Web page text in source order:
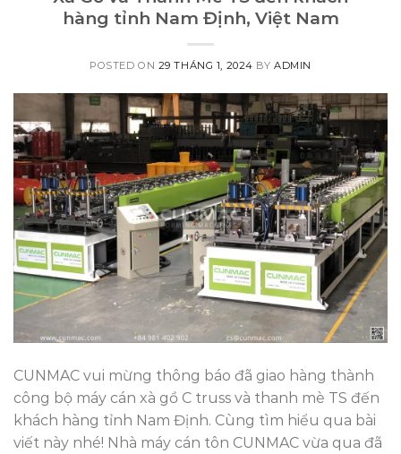
hàng tỉnh Nam Định, Việt Nam
POSTED ON 29 THÁNG 1, 2024 BY ADMIN
CUNMAC vui mừng thông báo đã giao hàng thành
công bộ máy cán xà gồ C truss và thanh mè TS đến
khách hàng tỉnh Nam Định. Cùng tìm hiểu qua bài
viết này nhé! Nhà máy cán tôn CUNMAC vừa qua đã